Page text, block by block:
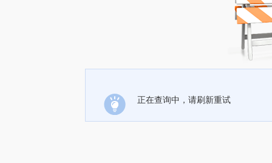
正在查询中，请刷新重试